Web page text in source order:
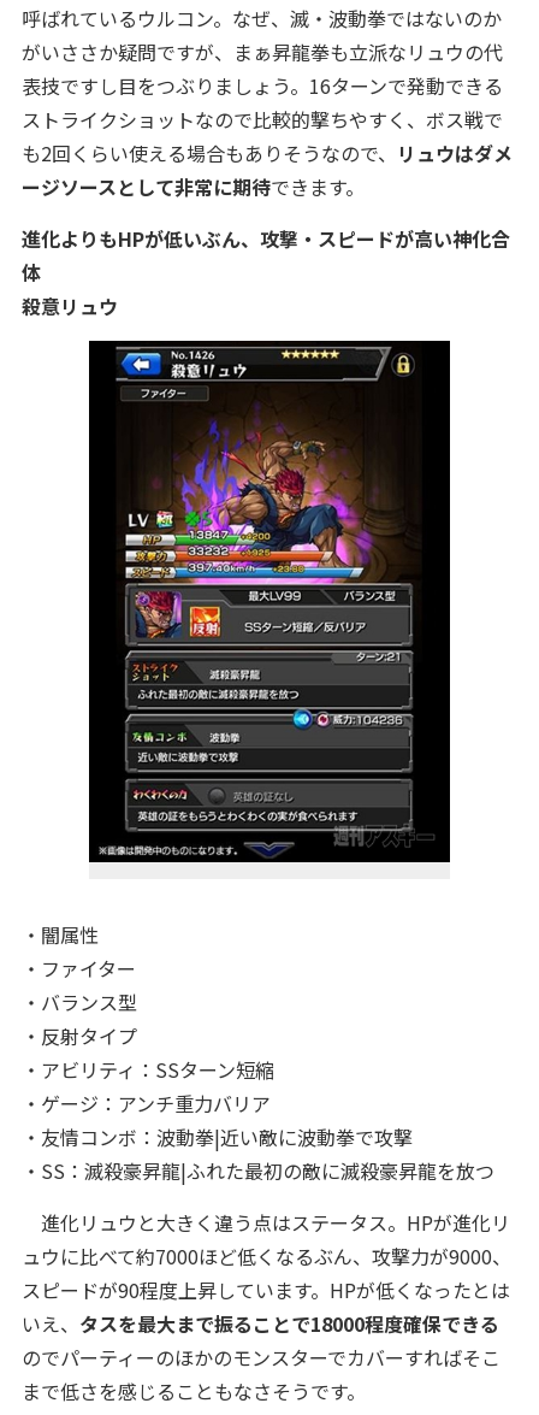
呼ばれているウルコン。なぜ、滅・波動拳ではないのか
がいささか疑問ですが、まぁ昇龍拳も立派なリュウの代
表技ですし目をつぶりましょう。16ターンで発動できる
ストライクショットなので比較的撃ちやすく、ボス戦で
も2回くらい使える場合もありそうなので、 リュウはダメ
ージソースとして非常に期待できます。
進化よりもHPが低いぶん、攻撃・スピードが高い神化合
体
殺意リュウ
・闇属性
・ファイター
・バランス型
・反射タイプ
・アビリティ：SSターン短縮
・ゲージ：アンチ重力バリア
・友情コンボ：波動拳|近い敵に波動拳で攻撃
・SS：滅殺豪昇龍|ふれた最初の敵に滅殺豪昇龍を放つ
進化リュウと大きく違う点はステータス。HPが進化リ
ュウに比べて約7000ほど低くなるぶん、攻撃力が9000、
スピードが90程度上昇しています。HPが低くなったとは
いえ、 タスを最大まで振ることで18000程度確保できる
のでパーティーのほかのモンスターでカバーすればそこ
まで低さを感じることもなさそうです。